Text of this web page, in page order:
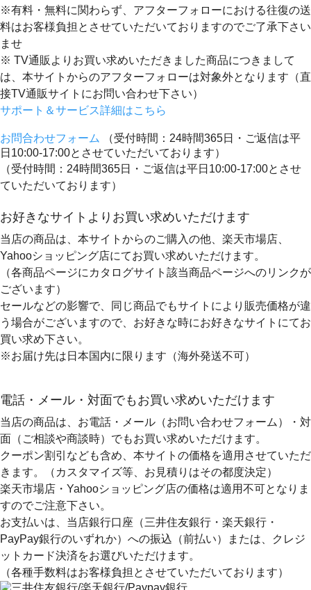
※有料・無料に関わらず、アフターフォローにおける往復の送
料はお客様負担とさせていただいておりますのでご了承下さい
ませ
※ TV通販よりお買い求めいただきました商品につきまして
は、本サイトからのアフターフォローは対象外となります（直
接TV通販サイトにお問い合わせ下さい）
サポート＆サービス詳細はこちら
お問合わせフォーム
（受付時間：24時間365日・ご返信は平
日10:00-17:00とさせていただいております）
（受付時間：24時間365日・ご返信は平日10:00-17:00とさせ
ていただいております）
お好きなサイトよりお買い求めいただけます
当店の商品は、本サイトからのご購入の他、楽天市場店、
Yahooショッピング店にてお買い求めいただけます。
（各商品ページにカタログサイト該当商品ページへのリンクが
ございます）
セールなどの影響で、同じ商品でもサイトにより販売価格が違
う場合がございますので、お好きな時にお好きなサイトにてお
買い求め下さい。
※お届け先は日本国内に限ります（海外発送不可）
電話・メール・対面でもお買い求めいただけます
当店の商品は、お電話・メール（お問い合わせフォーム）・対
面（ご相談や商談時）でもお買い求めいただけます。
クーポン割引なども含め、本サイトの価格を適用 させていただ
きます。（カスタマイズ等、お見積りはその都度決定）
楽天市場店・Yahooショッピング店の価格は適用不可となりま
すのでご注意下さい。
お支払いは、当店銀行口座（三井住友銀行・楽天銀行・
PayPay銀行のいずれか）への振込（前払い）または、クレジ
ットカード決済をお選びいただけます。
（各種手数料はお客様負担とさせていただいております）